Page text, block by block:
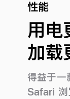
性能
用电
加载
得益于一
Safari 浏